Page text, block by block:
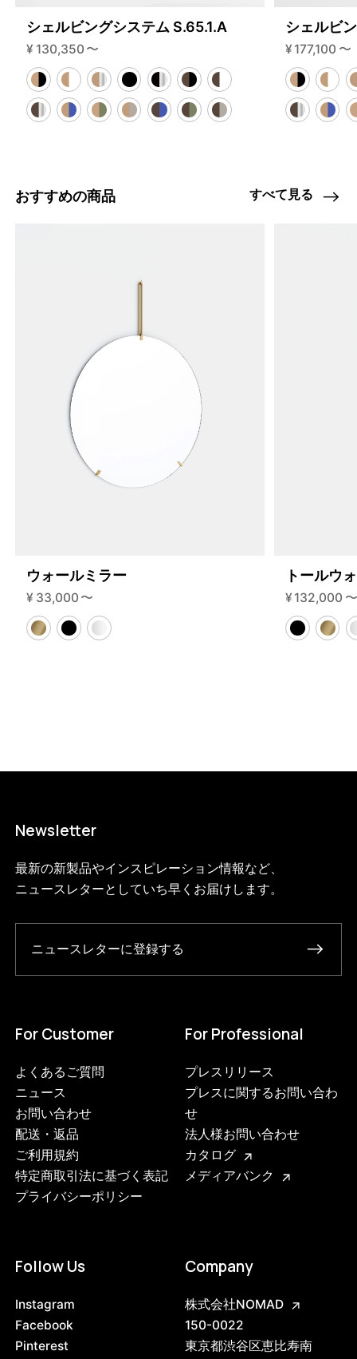
255-2-c?variant=46593933934824
47408872685800
ブラック/ステンレススチール NEW
/products/shelving-system-s-255-2-c?
variant=47408872685800
802450000
シェルビングシステム S.65.1.A
¥ 130,350 〜
シェルビ
¥ 177,100 〜
おすすめの商品 すべて見る
ウォールミラー
¥ 33,000 〜
トールウ
¥ 132,000 〜
Newsletter
最新の新製品やインスピレーション情報など、
ニュースレターとしていち早くお届けします。
ニュースレターに登録する
For Customer
よくあるご質問
ニュース
お問い合わせ
配送・返品
ご利用規約
特定商取引法に基づく表記
プライバシーポリシー
For Professional
プレスリリース
プレスに関するお問い合わ
せ
法人様お問い合わせ
カタログ
メディアバンク
Follow Us
Instagram
Facebook
Pinterest
Company
株式会社NOMAD
150-0022
東京都渋谷区恵比寿南